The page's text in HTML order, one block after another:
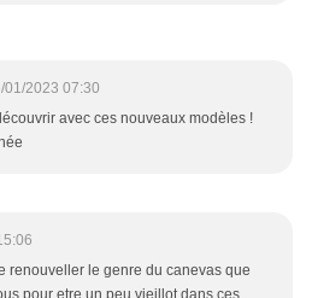
01/2023 07:30
avec ces nouveaux modèles !
renouveller le genre du canevas que
pour etre un peu vieillot dans ces